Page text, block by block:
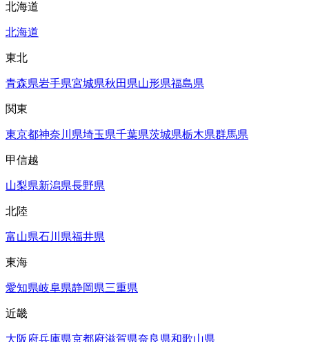
北海道
北海道
東北
青森県岩手県宮城県秋田県山形県福島県
関東
東京都神奈川県埼玉県千葉県茨城県栃木県群馬県
甲信越
山梨県新潟県長野県
北陸
富山県石川県福井県
東海
愛知県岐阜県静岡県三重県
近畿
大阪府兵庫県京都府滋賀県奈良県和歌山県